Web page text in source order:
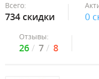
Всего:
734 скидки 0
Отзывы:
26 7 8